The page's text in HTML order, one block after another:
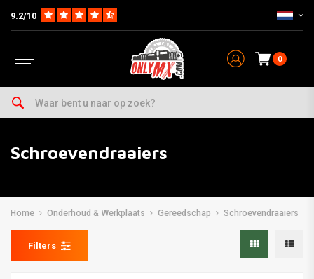
9.2/10
0
Schroevendraaiers
Home Onderhoud & Werkplaats Gereedschap Schroevendraaiers
Filters